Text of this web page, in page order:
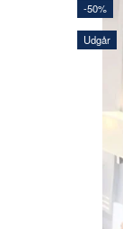
-50%
Udgår